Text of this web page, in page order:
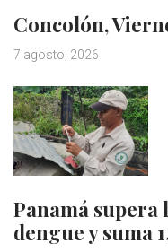
Concolón,
7 agosto, 2026
Panamá supera
dengue y suma